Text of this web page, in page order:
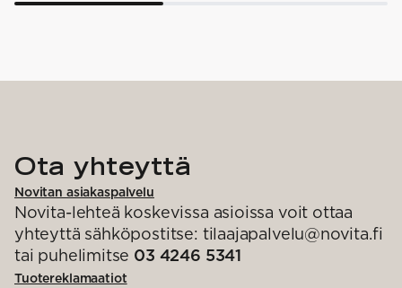
Ota yhteyttä
Novitan asiakaspalvelu
Novita-lehteä koskevissa asioissa voit ottaa
yhteyttä sähköpostitse: tilaajapalvelu@novita.fi
tai puhelimitse 03 4246 5341
Tuotereklamaatiot